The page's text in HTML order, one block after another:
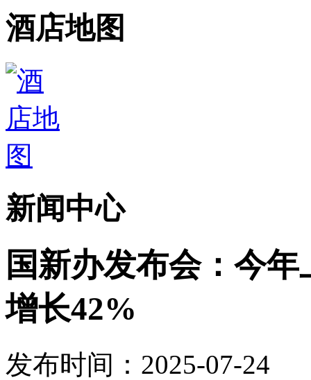
酒店地图
新闻中心
国新办发布会：今
增长42%
发布时间：2025-07-24